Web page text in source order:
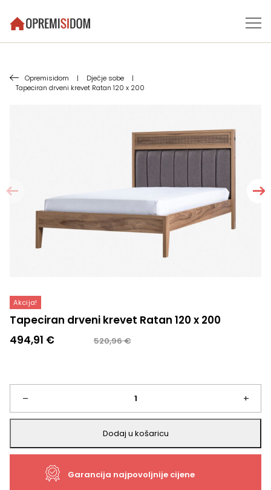
Opremisidom | Dječje sobe
|
Tapeciran drveni krevet Ratan 120 x 200
Akcija!
Tapeciran drveni krevet Ratan 120 x 200
520,96€
Izvorna
je:
520,96 €.
494,91 €
Trenutna
494,91 €.
–
Tapeciran
drveni
krevet
+
Dodaj u košaricu
Garancija najpovoljnije cijene